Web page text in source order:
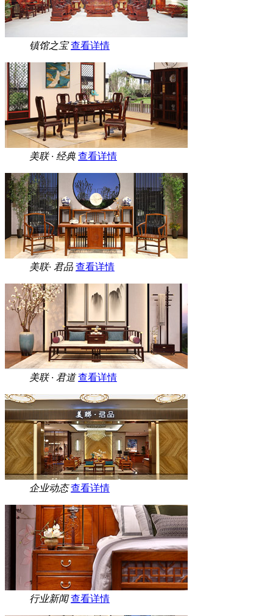
镇馆之宝 查看详情
美联 · 经典 查看详情
美联· 君品 查看详情
美联 · 君道 查看详情
企业动态 查看详情
行业新闻 查看详情